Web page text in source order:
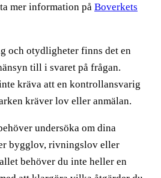
mer information på Boverkets
och otydligheter finns det en
till i svaret på frågan.
kräva att en kontrollansvarig
kräver lov eller anmälan.
undersöka om dina
bygglov, rivningslov eller
behöver du inte heller en